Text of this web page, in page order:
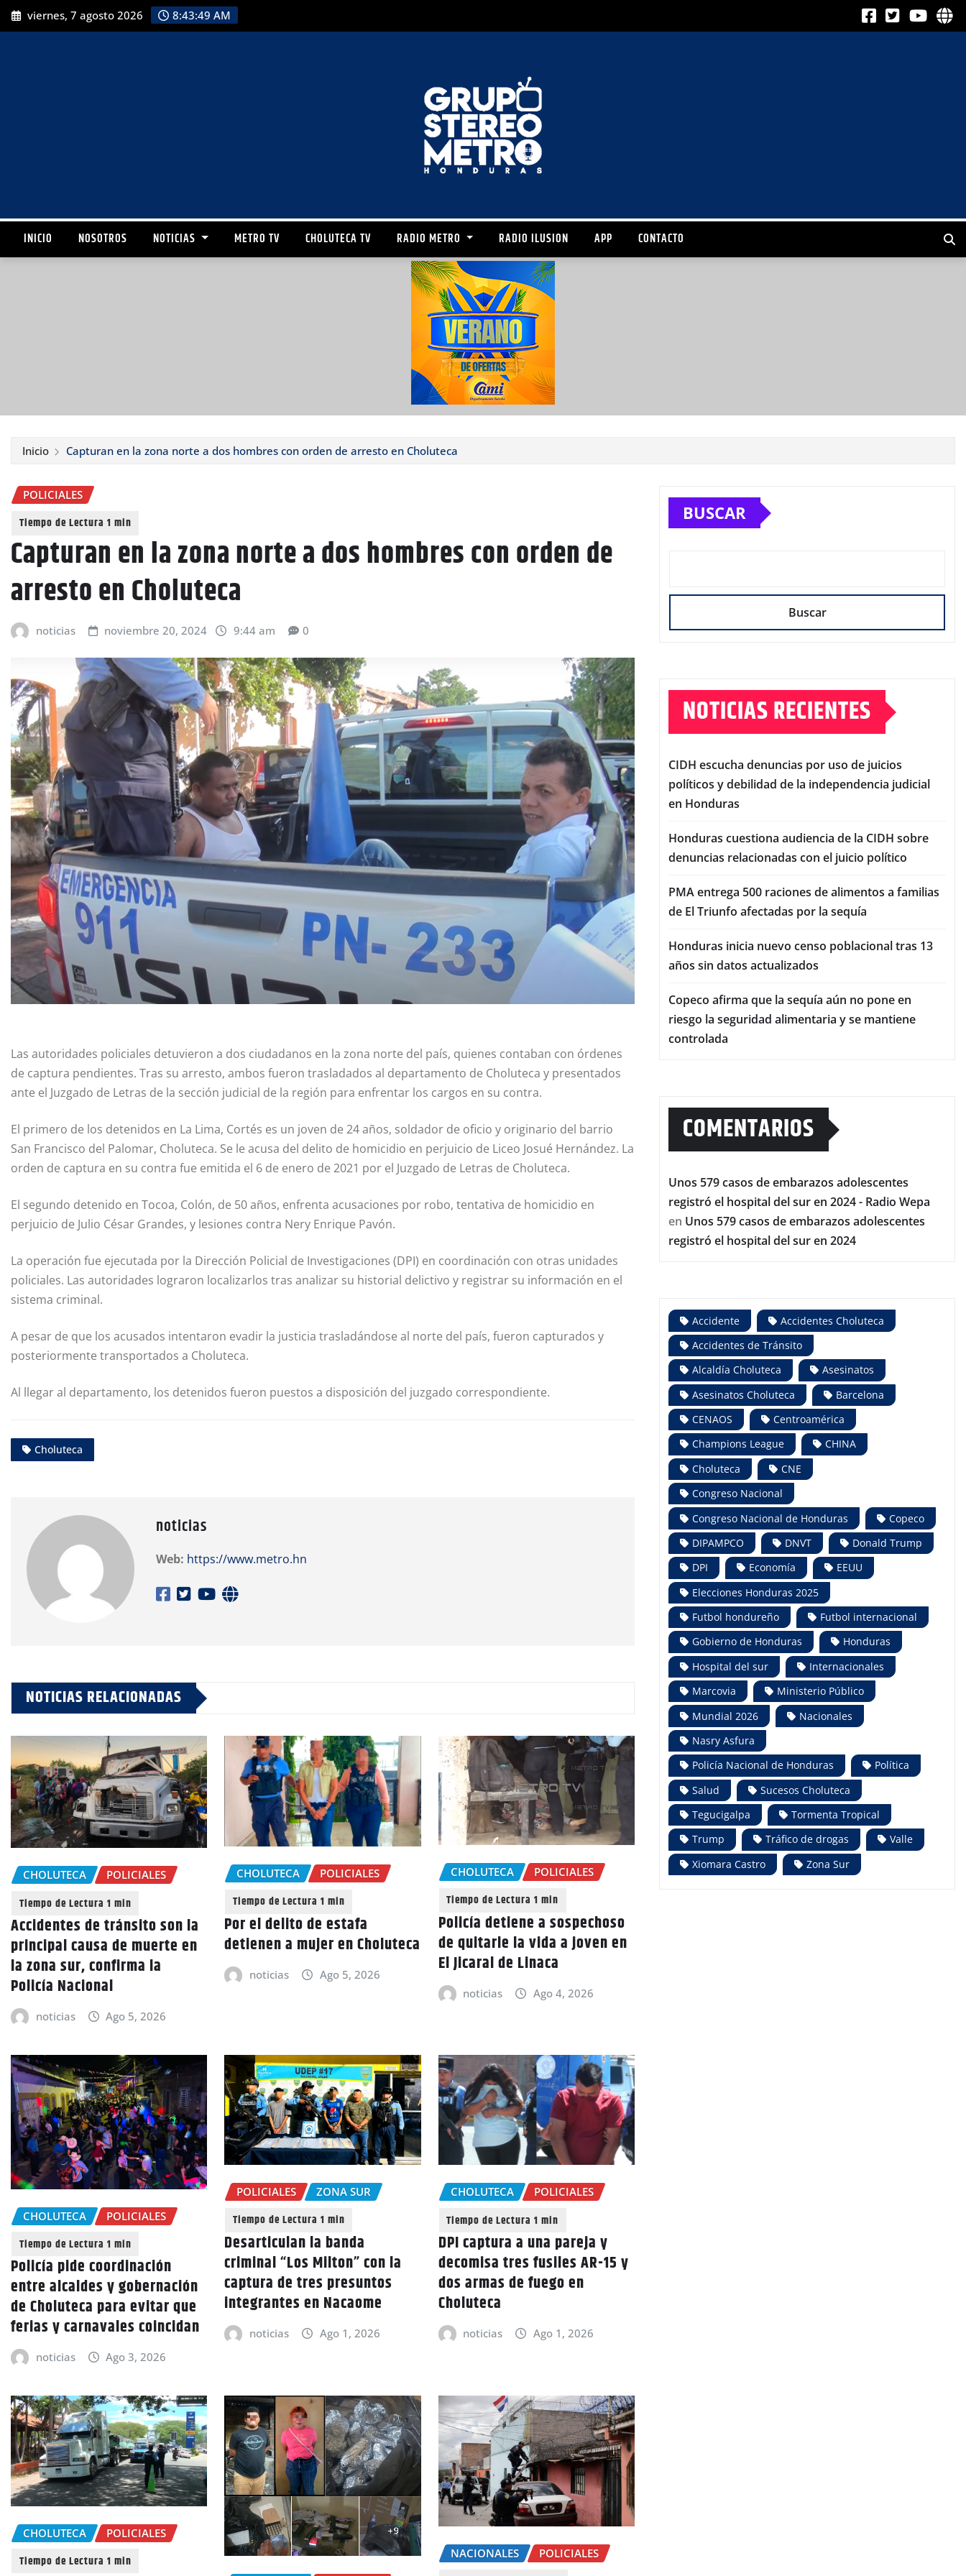
viernes, 7 agosto 2026 8:43:51 AM
INICIO NOSOTROS NOTICIAS METRO TV CHOLUTECA TV RADIO METRO RADIO ILUSION APP CONTACTO
Inicio Capturan en la zona norte a dos hombres con orden de arresto en Choluteca
POLICIALES
Capturan en la zona norte a dos hombres con orden de
arresto en Choluteca
noticias noviembre 20, 2024 9:44 am 0
Las autoridades policiales detuvieron a dos ciudadanos en la zona norte del país, quienes contaban con órdenes
de captura pendientes. Tras su arresto, ambos fueron trasladados al departamento de Choluteca y presentados
ante el Juzgado de Letras de la sección judicial de la región para enfrentar los cargos en su contra.
El primero de los detenidos en La Lima, Cortés es un joven de 24 años, soldador de oficio y originario del barrio
San Francisco del Palomar, Choluteca. Se le acusa del delito de homicidio en perjuicio de Liceo Josué Hernández. La
orden de captura en su contra fue emitida el 6 de enero de 2021 por el Juzgado de Letras de Choluteca.
El segundo detenido en Tocoa, Colón, de 50 años, enfrenta acusaciones por robo, tentativa de homicidio en
perjuicio de Julio César Grandes, y lesiones contra Nery Enrique Pavón.
La operación fue ejecutada por la Dirección Policial de Investigaciones (DPI) en coordinación con otras unidades
policiales. Las autoridades lograron localizarlos tras analizar su historial delictivo y registrar su información en el
sistema criminal.
A pesar de que los acusados intentaron evadir la justicia trasladándose al norte del país, fueron capturados y
posteriormente transportados a Choluteca.
Al llegar al departamento, los detenidos fueron puestos a disposición del juzgado correspondiente.
Choluteca
noticias
Web: https://www.metro.hn
NOTICIAS RELACIONADAS
CHOLUTECA POLICIALES
Accidentes de tránsito son la
principal causa de muerte en
la zona sur, confirma la
Policía Nacional
noticias Ago 5, 2026
CHOLUTECA POLICIALES
Por el delito de estafa
detienen a mujer en Choluteca
noticias Ago 5, 2026
CHOLUTECA POLICIALES
Policía detiene a sospechoso
de quitarle la vida a joven en
El Jicaral de Linaca
noticias Ago 4, 2026
CHOLUTECA POLICIALES
Policía pide coordinación
entre alcaldes y gobernación
de Choluteca para evitar que
ferias y carnavales coincidan
noticias Ago 3, 2026
POLICIALES ZONA SUR
Desarticulan la banda
criminal “Los Milton” con la
captura de tres presuntos
integrantes en Nacaome
noticias Ago 1, 2026
CHOLUTECA POLICIALES
DPI captura a una pareja y
decomisa tres fusiles AR-15 y
dos armas de fuego en
Choluteca
noticias Ago 1, 2026
CHOLUTECA POLICIALES
NACIONALES POLICIALES
BUSCAR
Buscar
NOTICIAS RECIENTES
CIDH escucha denuncias por uso de juicios
políticos y debilidad de la independencia judicial
en Honduras
Honduras cuestiona audiencia de la CIDH sobre
denuncias relacionadas con el juicio político
PMA entrega 500 raciones de alimentos a familias
de El Triunfo afectadas por la sequía
Honduras inicia nuevo censo poblacional tras 13
años sin datos actualizados
Copeco afirma que la sequía aún no pone en
riesgo la seguridad alimentaria y se mantiene
controlada
COMENTARIOS
Unos 579 casos de embarazos adolescentes
registró el hospital del sur en 2024 - Radio Wepa
en Unos 579 casos de embarazos adolescentes
registró el hospital del sur en 2024
Accidente
Accidentes Choluteca
Accidentes de Tránsito
Alcaldía Choluteca
Asesinatos
Asesinatos Choluteca
Barcelona
CENAOS
Centroamérica
Champions League
CHINA
Choluteca
CNE
Congreso Nacional
Congreso Nacional de Honduras
Copeco
DIPAMPCO
DNVT
Donald Trump
DPI
Economía
EEUU
Elecciones Honduras 2025
Futbol hondureño
Futbol internacional
Gobierno de Honduras
Honduras
Hospital del sur
Internacionales
Marcovia
Ministerio Público
Mundial 2026
Nacionales
Nasry Asfura
Policía Nacional de Honduras
Política
Salud
Sucesos Choluteca
Tegucigalpa
Tormenta Tropical
Trump
Tráfico de drogas
Valle
Xiomara Castro
Zona Sur